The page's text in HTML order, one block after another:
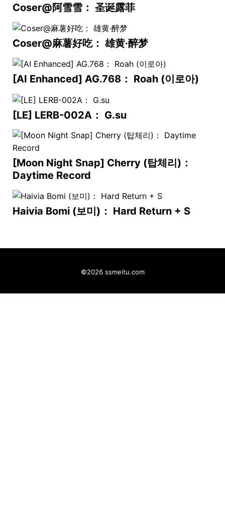
Coser@阿雪雪： 圣诞露菲
Coser@麻薯好吃： 雄黄·醉梦
[AI Enhanced] AG.768： Roah (이로아)
[LE] LERB-002A： G.su
[Moon Night Snap] Cherry (탑체리)：
Daytime Record
Haivia Bomi (보미)： Hard Return + S
©2026 ssmeitu.com